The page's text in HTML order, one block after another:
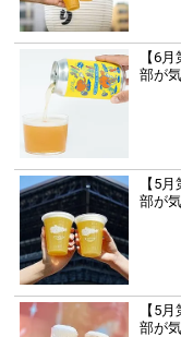
【6
部が
【5
部が
【5
部が